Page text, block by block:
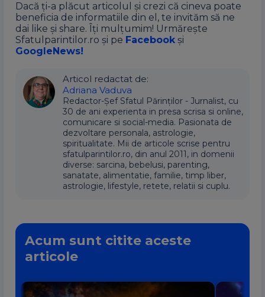
Dacă ți-a plăcut articolul și crezi că cineva poate
beneficia de informatiile din el, te invităm să ne
dai like și share. Îți mulțumim! Urmărește
Sfatulparintilor.ro și pe Facebook și
GoogleNews!
Articol redactat de:
Adriana Vaduva
Redactor-Șef Sfatul Părinților - Jurnalist, cu
30 de ani experienta in presa scrisa si online,
comunicare si social-media. Pasionata de
dezvoltare personala, astrologie,
spiritualitate. Mii de articole scrise pentru
sfatulparintilor.ro, din anul 2011, in domenii
diverse: sarcina, bebelusi, parenting,
sanatate, alimentatie, familie, timp liber,
astrologie, lifestyle, retete, relatii si cuplu.
Acum sunt citite aceste
articole